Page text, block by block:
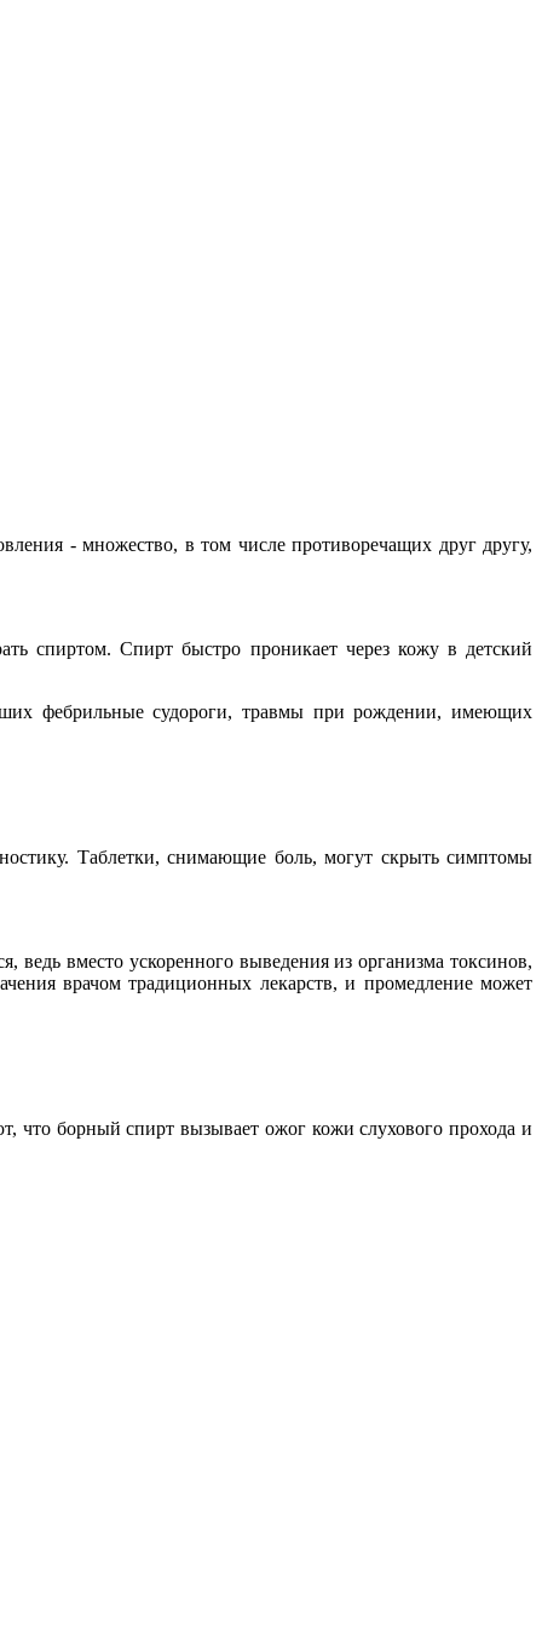
- множество, в том числе противоречащих друг другу,
спиртом. Спирт быстро проникает через кожу в детский
фебрильные судороги, травмы при рождении, имеющих
Таблетки, снимающие боль, могут скрыть симптомы
вместо ускоренного выведения из организма токсинов,
врачом традиционных лекарств, и промедление может
что борный спирт вызывает ожог кожи слухового прохода и